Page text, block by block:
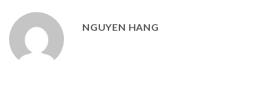
NGUYEN HANG